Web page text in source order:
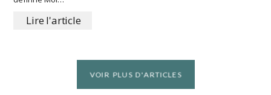
Lire l'article
VOIR PLUS D'ARTICLES